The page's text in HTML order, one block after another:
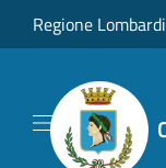
Salta al contenuto
Regione